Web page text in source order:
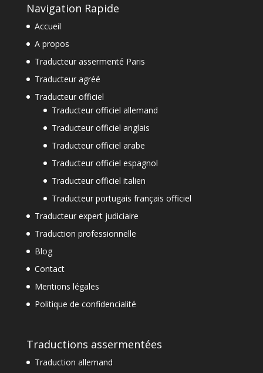
Navigation Rapide
Accueil
A propos
Traducteur assermenté Paris
Traducteur agréé
Traducteur officiel
Traducteur officiel allemand
Traducteur officiel anglais
Traducteur officiel arabe
Traducteur officiel espagnol
Traducteur officiel italien
Traducteur portugais français officiel
Traducteur expert judiciaire
Traduction professionnelle
Blog
Contact
Mentions légales
Politique de confidencialité
Traductions assermentées
Traduction allemand